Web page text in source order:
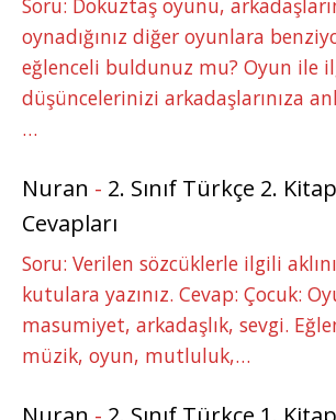
Soru: Dokuztaş oyunu,
oynadığınız diğer oyunlara
eğlenceli buldunuz mu? Oyun ile
düşüncelerinizi arkadaşlarınıza
…
Nuran - 2. Sınıf Türkçe 2.
Cevapları
Soru: Verilen sözcüklerle ilgili
kutulara yazınız. Cevap: Çocuk:
masumiyet, arkadaşlık, sevgi.
müzik, oyun, mutluluk,…